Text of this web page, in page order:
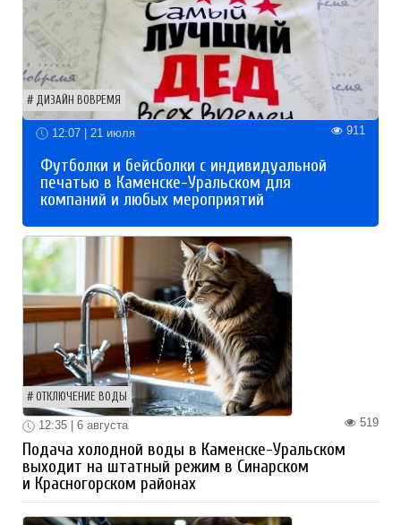
ДИЗАЙН ВОВРЕМЯ
12:07 | 21 июля 911
Футболки и бейсболки с индивидуальной
печатью в Каменске-Уральском для
компаний и любых мероприятий
ОТКЛЮЧЕНИЕ ВОДЫ
519
12:35 | 6 августа
Подача холодной воды в Каменске-Уральском
выходит на штатный режим в Синарском
и Красногорском районах